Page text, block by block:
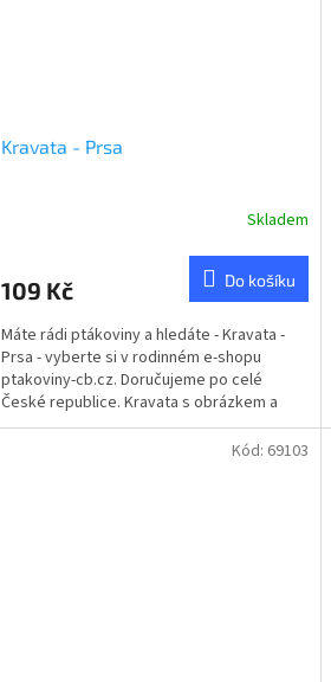
Kravata - Prsa
je
z
5
hvězdiček.
Skladem
109 Kč Do košíku
Máte rádi ptákoviny a hledáte - Kravata -
Prsa - vyberte si v rodinném e-shopu
ptakoviny-cb.cz. Doručujeme po celé
České republice. Kravata s obrázkem a
nápisem.
Kód: 69103